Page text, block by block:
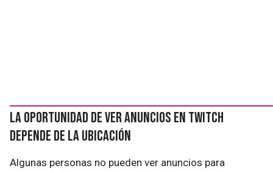
La oportunidad de ver anuncios en Twitch
depende de la ubicación
Algunas personas no pueden ver anuncios para